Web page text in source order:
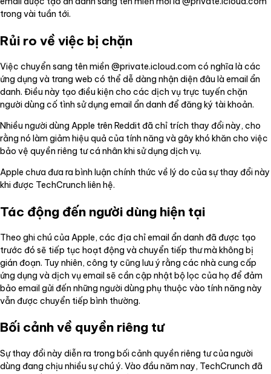
trong vài tuần tới.
Rủi ro về việc bị chặn
Việc chuyển sang tên miền @private.icloud.com có nghĩa là các
ứng dụng và trang web có thể dễ dàng nhận diện đâu là email ẩn
danh. Điều này tạo điều kiện cho các dịch vụ trực tuyến chặn
người dùng cố tình sử dụng email ẩn danh để đăng ký tài khoản.
Nhiều người dùng Apple trên Reddit đã chỉ trích thay đổi này, cho
rằng nó làm giảm hiệu quả của tính năng và gây khó khăn cho việc
bảo vệ quyền riêng tư cá nhân khi sử dụng dịch vụ.
Apple chưa đưa ra bình luận chính thức về lý do của sự thay đổi này
khi được TechCrunch liên hệ.
Tác động đến người dùng hiện tại
Theo ghi chú của Apple, các địa chỉ email ẩn danh đã được tạo
trước đó sẽ tiếp tục hoạt động và chuyển tiếp thư mà không bị
gián đoạn. Tuy nhiên, công ty cũng lưu ý rằng các nhà cung cấp
ứng dụng và dịch vụ email sẽ cần cập nhật bộ lọc của họ để đảm
bảo email gửi đến những người dùng phụ thuộc vào tính năng này
vẫn được chuyển tiếp bình thường.
Bối cảnh về quyền riêng tư
Sự thay đổi này diễn ra trong bối cảnh quyền riêng tư của người
dùng đang chịu nhiều sự chú ý. Vào đầu năm nay, TechCrunch đã